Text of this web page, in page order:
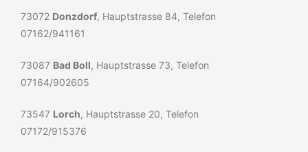
73072 Donzdorf, Hauptstrasse 84, Telefon
07162/941161
73087 Bad Boll, Hauptstrasse 73, Telefon
07164/902605
73547 Lorch, Hauptstrasse 20, Telefon
07172/915376